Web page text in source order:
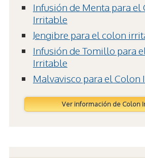
Infusión de Menta para el
Irritable
Jengibre para el colon
Infusión de Tomillo para
Irritable
Malvavisco para el Colon
Ver información de Colon